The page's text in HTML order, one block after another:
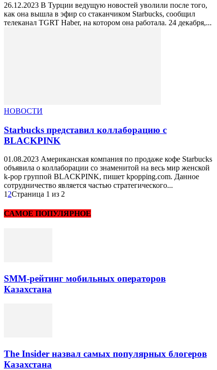
26.12.2023 В Турции ведущую новостей уволили после того,
как она вышла в эфир со стаканчиком Starbucks, сообщил
телеканал TGRT Haber, на котором она работала. 24 декабря,...
НОВОСТИ
Starbucks представил коллаборацию с
BLACKPINK
01.08.2023 Американская компания по продаже кофе Starbucks
объявила о коллаборации со знаменитой на весь мир женской
k-pop группой BLACKPINK, пишет kpopping.com. Данное
сотрудничество является частью стратегического...
1 2Страница 1 из 2
САМОЕ ПОПУЛЯРНОЕ
SMM-рейтинг мобильных операторов
Казахстана
The Insider назвал самых популярных блогеров
Казахстана